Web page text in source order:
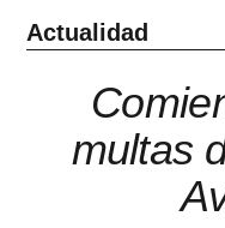
Actualidad
multas